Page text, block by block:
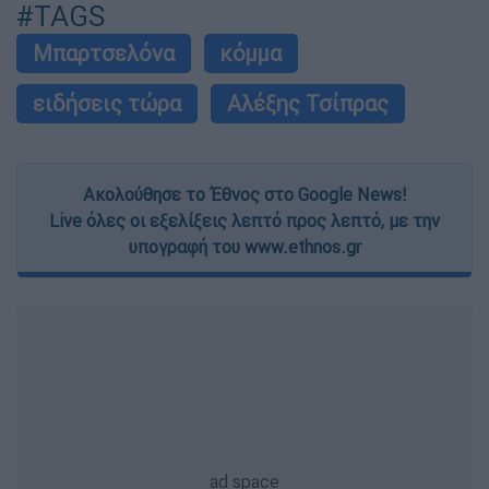
#TAGS
Μπαρτσελόνα
κόμμα
ειδήσεις τώρα
Αλέξης Τσίπρας
Ακολούθησε το Έθνος στο Google News!
Live όλες οι εξελίξεις λεπτό προς λεπτό, με την
υπογραφή του www.ethnos.gr